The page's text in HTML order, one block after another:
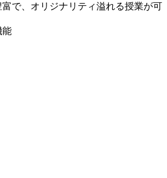
で、オリジナリティ溢れる授業が可
能